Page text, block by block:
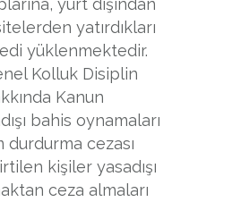
yurt dışından
yatırdıkları
yüklenmektedir.
Kolluk Disiplin
Kanun
bahis oynamaları
durdurma cezası
kişiler yasadışı
ceza almaları